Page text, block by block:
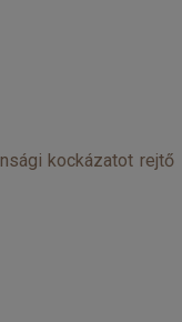
kockázatot rejtő